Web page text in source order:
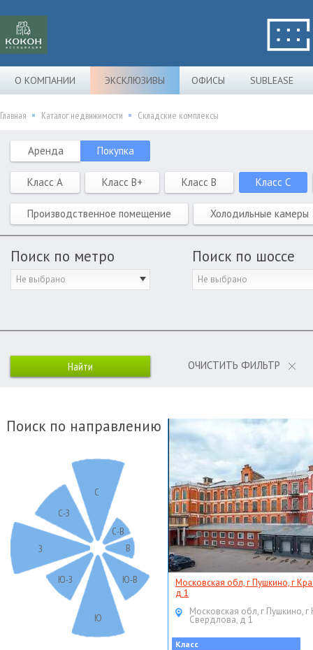
О КОМПАНИИ ЭКСКЛЮЗИВЫ ОФИСЫ SUBLEASE
Главная Каталог недвижимости Складские комплексы
Аренда Покупка
Класс A Класс B+ Класс B Класс C
Производственное помещение Холодильные камеры
Поиск по метро
Не выбрано
Поиск по шоссе
Не выбрано
ОЧИСТИТЬ ФИЛЬТР
Поиск по направлению
С
С-В
В
Ю-В
Ю
Ю-З
З
С-З
Московская обл, г Пушкино, г
д 1
Московская обл, г Пушкино, г
Свердлова, д 1
Класс